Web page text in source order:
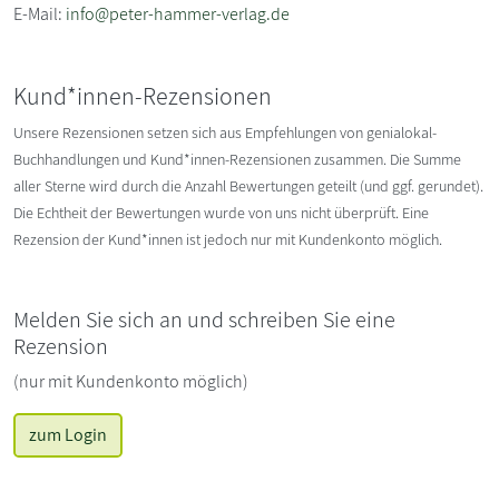
E-Mail: info@peter-hammer-verlag.de
Kund*innen-Rezensionen
Unsere Rezensionen setzen sich aus Empfehlungen von genialokal-
Buchhandlungen und Kund*innen-Rezensionen zusammen. Die Summe
aller Sterne wird durch die Anzahl Bewertungen geteilt (und ggf. gerundet).
Die Echtheit der Bewertungen wurde von uns nicht überprüft. Eine
Rezension der Kund*innen ist jedoch nur mit Kundenkonto möglich.
Melden Sie sich an und schreiben Sie eine
Rezension
(nur mit Kundenkonto möglich)
zum Login